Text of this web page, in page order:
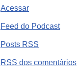
Acessar
Feed do Podcast
Posts RSS
RSS dos comentários